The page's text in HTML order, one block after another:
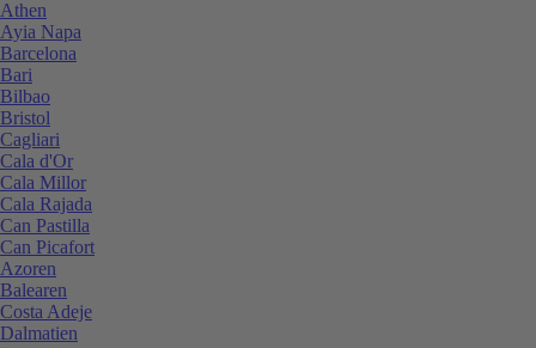
Athen
Ayia Napa
Barcelona
Bari
Bilbao
Bristol
Cagliari
Cala d'Or
Cala Millor
Cala Rajada
Can Pastilla
Can Picafort
Azoren
Balearen
Costa Adeje
Dalmatien